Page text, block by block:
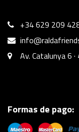
+34 629 209
Av. Catalunya 6
Formas de pago: